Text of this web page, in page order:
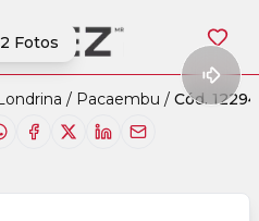
Fotos
/ Pacaembu / Cód. 12294